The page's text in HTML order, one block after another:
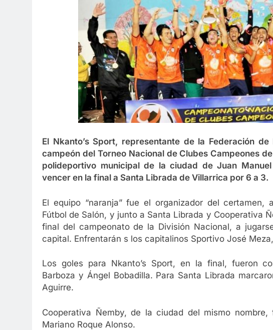
El Nkanto’s Sport, representante de la Federación
campeón del Torneo Nacional de Clubes Campeones
polideportivo municipal de la ciudad de Juan
vencer en la final a Santa Librada de Villarrica por 6 a 3.
El equipo “naranja” fue el organizador del certamen,
Fútbol de Salón, y junto a Santa Librada y Cooperativa
final del campeonato de la División Nacional, a
capital. Enfrentarán s los capitalinos Sportivo José
Los goles para Nkanto’s Sport, en la final, fueron
Barboza y Ángel Bobadilla. Para Santa Librada
Aguirre.
Cooperativa Ñemby, de la ciudad del mismo
Mariano Roque Alonso.